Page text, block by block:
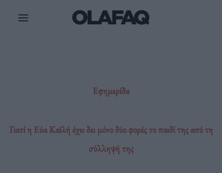
Εφημερίδα
Γιατί η Εύα Καϊλή έχει δει μόνο δύο φορές το παιδί της από τη
σύλληψή της